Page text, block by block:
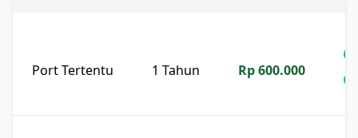
Port Tertentu 1 Tahun Rp 600.000